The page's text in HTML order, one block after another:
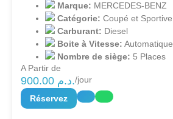
Marque: MERCEDES-BENZ
Catégorie: Coupé et Sportive
Carburant: Diesel
Boite à Vitesse: Automatique
Nombre de siège: 5 Places
A Partir de
900.00 د.م./jour
Réservez